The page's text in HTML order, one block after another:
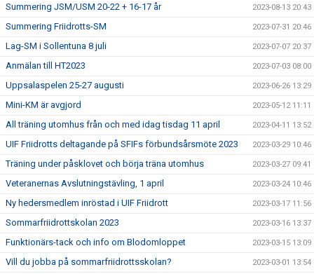
Summering JSM/USM 20-22 + 16-17 år 2023-08-13 20:43
Summering Friidrotts-SM 2023-07-31 20:46
Lag-SM i Sollentuna 8 juli 2023-07-07 20:37
Anmälan till HT2023 2023-07-03 08:00
Uppsalaspelen 25-27 augusti 2023-06-26 13:29
Mini-KM är avgjord 2023-05-12 11:11
All träning utomhus från och med idag tisdag 11 april 2023-04-11 13:52
UIF Friidrotts deltagande på SFIFs förbundsårsmöte 2023 2023-03-29 10:46
Träning under påsklovet och börja träna utomhus 2023-03-27 09:41
Veteranernas Avslutningstävling, 1 april 2023-03-24 10:46
Ny hedersmedlem inröstad i UIF Friidrott 2023-03-17 11:56
Sommarfriidrottskolan 2023 2023-03-16 13:37
Funktionärs-tack och info om Blodomloppet 2023-03-15 13:09
Vill du jobba på sommarfriidrottsskolan? 2023-03-01 13:54